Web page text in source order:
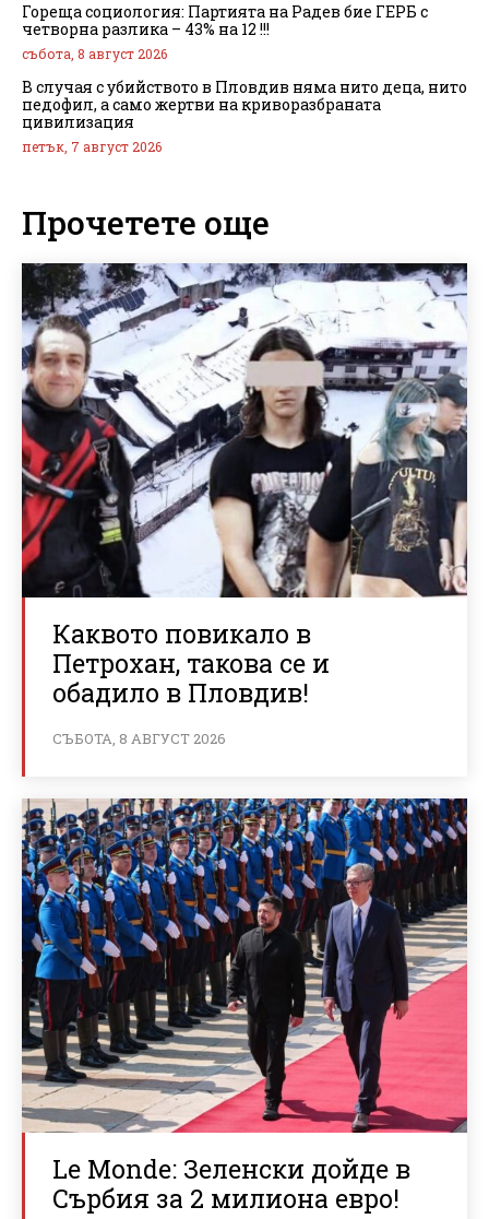
Гореща социология: Партията на Радев бие ГЕРБ с
четворна разлика – 43% на 12 !!!
събота, 8 август 2026
В случая с убийството в Пловдив няма нито деца, нито
педофил, а само жертви на криворазбраната
цивилизация
петък, 7 август 2026
Прочетете още
Каквото повикало в
Петрохан, такова се и
обадило в Пловдив!
СЪБОТА, 8 АВГУСТ 2026
Le Monde: Зеленски дойде в
Сърбия за 2 милиона евро!